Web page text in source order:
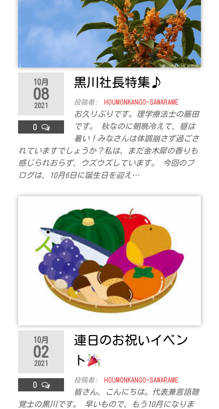
10月
08
2021
0
黒川社長特集♪
投稿者: HOUMONKANGO-SAWARAME
お久リぶりです。理学療法士の藤田
です。 秋なのに朝晩冷えて、昼は
暑い！みなさんは体調崩さず過ごさ
れていますでしょうか？私は、まだ金木犀の香りも
感じられおらず、ウズウズしています。 今回のブ
ログは、10月6日に誕生日を迎え…
10月
02
2021
0
連日のお祝いイベン
ト
投稿者: HOUMONKANGO-SAWARAME
皆さん、こんにちは。代表兼言語聴
覚士の黒川です。 早いもので、もう10月になりま